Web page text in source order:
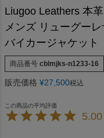
Liugoo Leathers 本
メンズ リューグー
バイカージャケット
商品番号 cblmjks-n1233-16
販売価格 ¥27,500税込
5.00